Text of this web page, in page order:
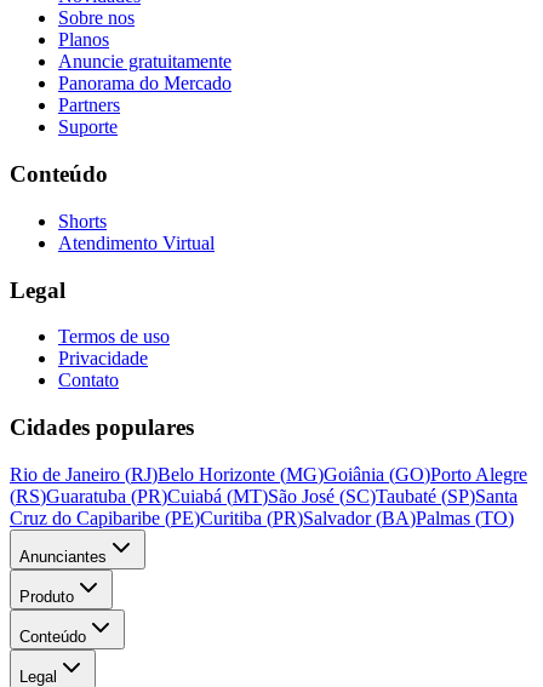
Sobre nos
Planos
Anuncie gratuitamente
Panorama do Mercado
Partners
Suporte
Conteúdo
Shorts
Atendimento Virtual
Legal
Termos de uso
Privacidade
Contato
Cidades populares
Rio de Janeiro (RJ)Belo Horizonte (MG)Goiânia (GO)Porto Alegre
(RS)Guaratuba (PR)Cuiabá (MT)São José (SC)Taubaté (SP)Santa
Cruz do Capibaribe (PE)Curitiba (PR)Salvador(BA)Palmas (TO)
Anunciantes
Produto
Conteúdo
Legal